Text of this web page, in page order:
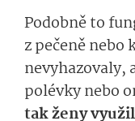
Podobně to
z pečeně nebo
nevyhazovaly,
polévky nebo
tak ženy